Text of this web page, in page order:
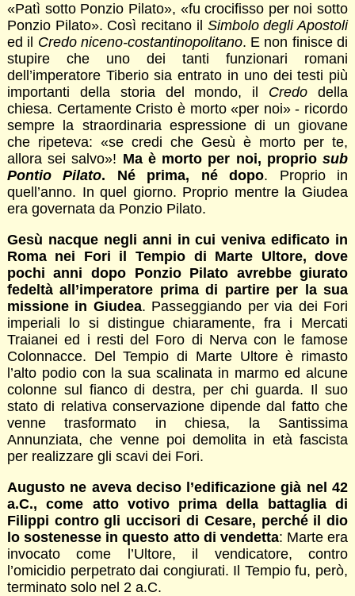
«Patì sotto Ponzio Pilato», «fu crocifisso per noi sotto
Ponzio Pilato». Così recitano il Simbolo degli Apostoli
ed il Credo niceno-costantinopolitano. E non finisce di
stupire che uno dei tanti funzionari romani
dell’imperatore Tiberio sia entrato in uno dei testi più
importanti della storia del mondo, il Credo della
chiesa. Certamente Cristo è morto «per noi» - ricordo
sempre la straordinaria espressione di un giovane
che ripeteva: «se credi che Gesù è morto per te,
allora sei salvo»! Ma è morto per noi, propriosub
Pontio Pilato. Né prima, né dopo. Proprio in
quell’anno. In quel giorno. Proprio mentre la Giudea
era governata da Ponzio Pilato.
Gesù nacque negli anni in cui veniva edificato in
Roma nei Fori il Tempio di Marte Ultore, dove
pochi anni dopo Ponzio Pilato avrebbe giurato
fedeltà all’imperatore prima di partire per la sua
missione in Giudea. Passeggiando per via dei Fori
imperiali lo si distingue chiaramente, fra i Mercati
Traianei ed i resti del Foro di Nerva con le famose
Colonnacce. Del Tempio di Marte Ultore è rimasto
l’alto podio con la sua scalinata in marmo ed alcune
colonne sul fianco di destra, per chi guarda. Il suo
stato di relativa conservazione dipende dal fatto che
venne trasformato in chiesa, la Santissima
Annunziata, che venne poi demolita in età fascista
per realizzare gli scavi dei Fori.
Augusto ne aveva deciso l’edificazione già nel 42
a.C., come atto votivo prima della battaglia di
Filippi contro gli uccisori di Cesare, perché il dio
lo sostenesse in questo atto di vendetta: Marte era
invocato come l’Ultore, il vendicatore, contro
l’omicidio perpetrato dai congiurati. Il Tempio fu, però,
terminato solo nel 2 a.C.